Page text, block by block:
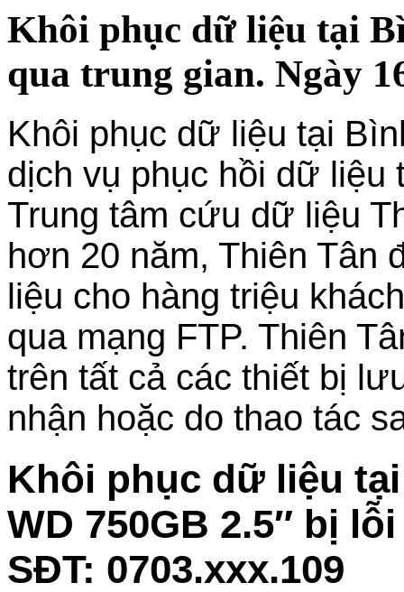
Khôi phục dữ liệu tại
qua trung gian. Ngày
Khôi phục dữ liệu tại
dịch vụ phục hồi dữ liệu
Trung tâm cứu dữ liệu
hơn 20 năm, Thiên Tân
liệu cho hàng triệu
qua mạng FTP. Thiên
trên tất cả các thiết bị
nhận hoặc do thao tác
Khôi phục dữ liệu
WD 750GB 2.5″ bị
SĐT: 0703.xxx.109